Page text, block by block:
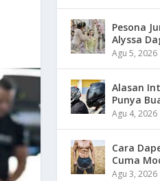
Pesona
Alyssa
Agu 5, 2026
Alasan
Punya
Agu 4, 2026
Cara
Cuma
Agu 3, 2026